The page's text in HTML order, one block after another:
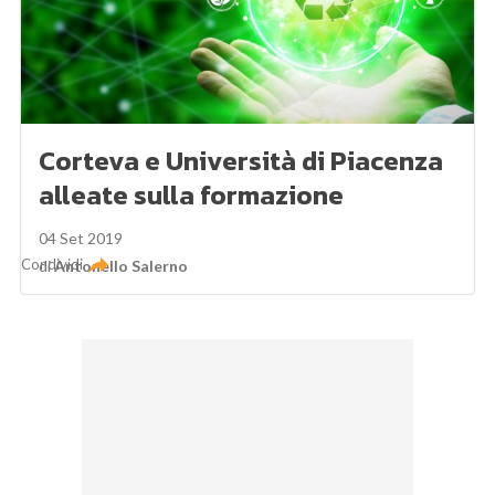
Corteva e Università di Piacenza
alleate sulla formazione
04 Set 2019
diAntonello Salerno
Condividi